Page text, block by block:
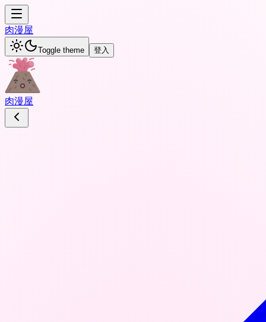
肉漫屋
Toggle theme 登入
肉漫屋